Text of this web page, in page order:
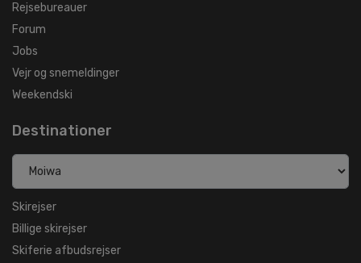
Rejsebureauer
Forum
Jobs
Vejr og snemeldinger
Weekendski
Destinationer
Skirejser
Billige skirejser
Skiferie afbudsrejser